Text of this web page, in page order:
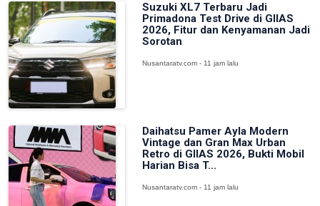
Suzuki XL7 Terbaru Jadi
Primadona Test Drive di GIIAS
2026, Fitur dan Kenyamanan Jadi
Sorotan
Nusantaratv.com - 11 jam lalu
Daihatsu Pamer Ayla Modern
Vintage dan Gran Max Urban
Retro di GIIAS 2026, Bukti Mobil
Harian Bisa T...
Nusantaratv.com - 11 jam lalu